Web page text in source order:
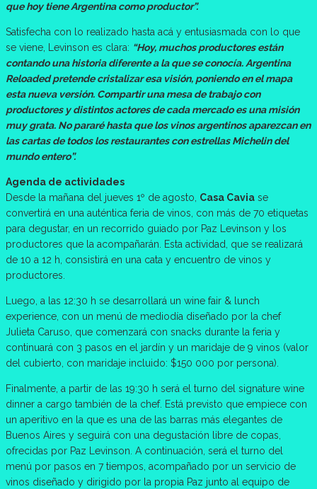
que hoy tiene Argentina como productor”.
Satisfecha con lo realizado hasta acá y entusiasmada con lo que
se viene, Levinson es clara: “Hoy, muchos productores están
contando una historia diferente a la que se conocía. Argentina
Reloaded pretende cristalizar esa visión, poniendo en el mapa
esta nueva versión. Compartir una mesa de trabajo con
productores y distintos actores de cada mercado es una misión
muy grata. No pararé hasta que los vinos argentinos aparezcan en
las cartas de todos los restaurantes con estrellas Michelin del
mundo entero”.
Agenda de actividades
Desde la mañana del jueves 1º de agosto, Casa Cavia se
convertirá en una auténtica feria de vinos, con más de 70 etiquetas
para degustar, en un recorrido guiado por Paz Levinson y los
productores que la acompañarán. Esta actividad, que se realizará
de 10 a 12 h, consistirá en una cata y encuentro de vinos y
productores.
Luego, a las 12:30 h se desarrollará un wine fair & lunch
experience, con un menú de mediodía diseñado por la chef
Julieta Caruso, que comenzará con snacks durante la feria y
continuará con 3 pasos en el jardín y un maridaje de 9 vinos (valor
del cubierto, con maridaje incluido: $150 000 por persona).
Finalmente, a partir de las 19:30 h será el turno del signature wine
dinner a cargo también de la chef. Está previsto que empiece con
un aperitivo en la que es una de las barras más elegantes de
Buenos Aires y seguirá con una degustación libre de copas,
ofrecidas por Paz Levinson. A continuación, será el turno del
menú por pasos en 7 tiempos, acompañado por un servicio de
vinos diseñado y dirigido por la propia Paz junto al equipo de